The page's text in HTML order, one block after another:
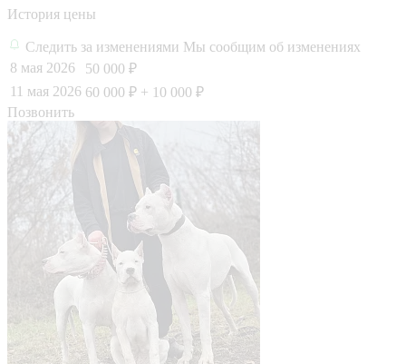
История цены
Следить за изменениями Мы сообщим об изменениях
8 мая 2026
50 000 ₽
11 мая 2026 60 000 ₽ + 10 000 ₽
Позвонить